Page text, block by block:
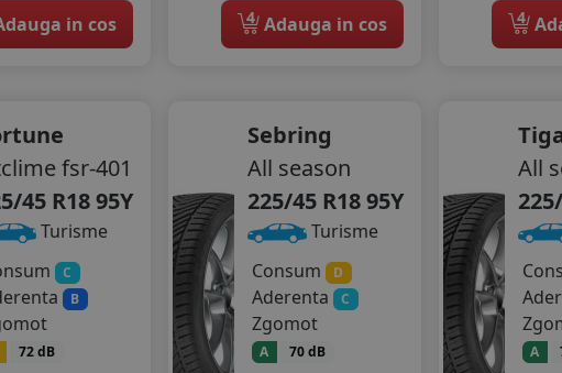
in cos
4 Adauga in cos
4
fsr-401
45 R18 95Y
Turisme
C
B
72 dB
Sebring
All season
225/45 R18 95Y
Turisme
Consum
D
Aderenta C
Zgomot
A 70 dB
All
A